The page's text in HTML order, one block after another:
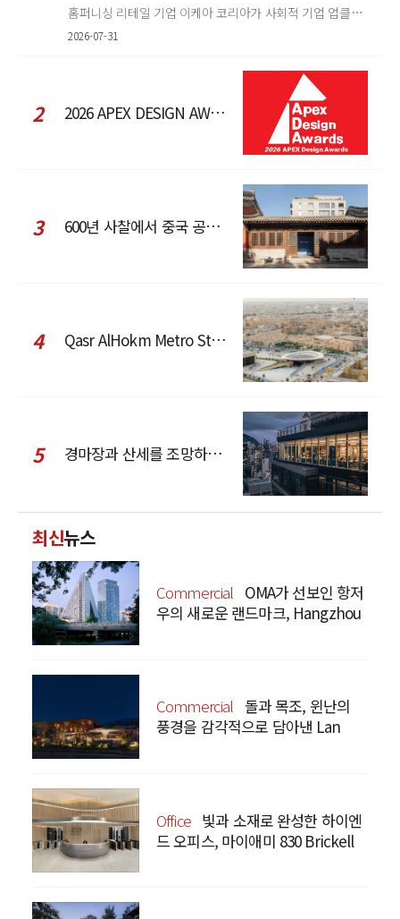
홈퍼니싱 리테일 기업 이케아 코리아가 사회적 기업 업클로스(Upcloth)와 협력해 재봉 서비스를 선보인다. 이번 협업은 이케
2026-07-31
2 2026 APEX DESIGN AWARDS
3 600년 사찰에서 중국 공예와 현대 패션을 직조한 ZARA x Fanglu Lin Pop-Up
4 Qasr AlHokm Metro Station, 구도심과 현대 공공 인프라의 접점을 제안하다
5 경마장과 산세를 조망하는 CCD Hong Kong Creative Center
최신뉴스
Commercial OMA가 선보인 항저
우의 새로운 랜드마크, Hangzhou
Commercial 돌과 목조, 윈난의
풍경을 감각적으로 담아낸 Lan
Office 빛과 소재로 완성한 하이엔
드 오피스, 마이애미 830 Brickell